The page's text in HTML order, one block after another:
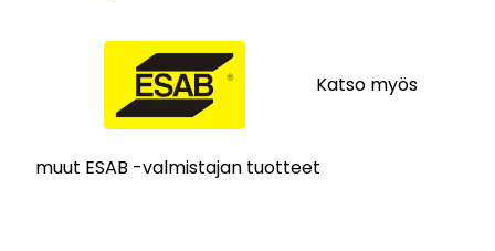
Katso myös
muut ESAB -valmistajan tuotteet